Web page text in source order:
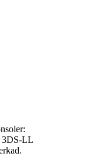
LL